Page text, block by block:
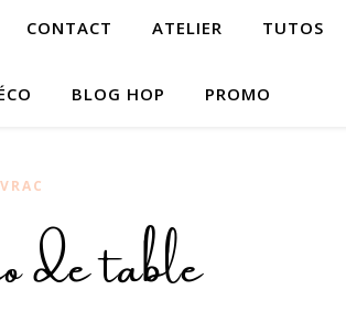
CONTACT ATELIER TUTOS
BLOG HOP PROMO
table